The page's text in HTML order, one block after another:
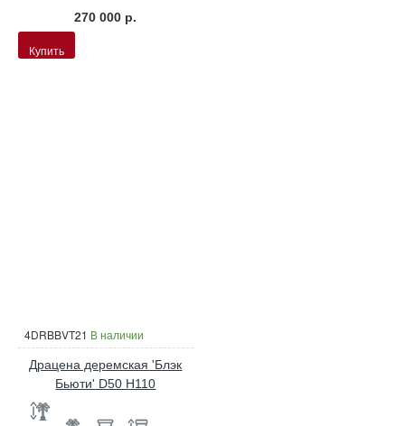
270 000 р.
Купить
4DRBBVT21 В наличии
Драцена деремская 'Блэк
Бьюти' D50 H110